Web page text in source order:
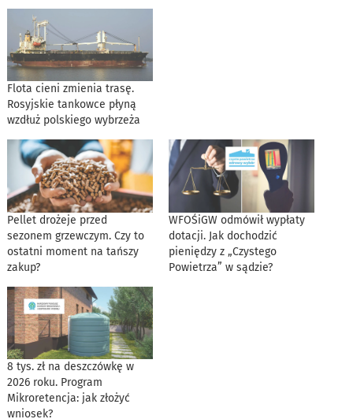
Flota cieni zmienia trasę.
Rosyjskie tankowce płyną
wzdłuż polskiego wybrzeża
Pellet drożeje przed
sezonem grzewczym. Czy to
ostatni moment na tańszy
zakup?
WFOŚiGW odmówił wypłaty
dotacji. Jak dochodzić
pieniędzy z „Czystego
Powietrza” w sądzie?
8 tys. zł na deszczówkę w
2026 roku. Program
Mikroretencja: jak złożyć
wniosek?